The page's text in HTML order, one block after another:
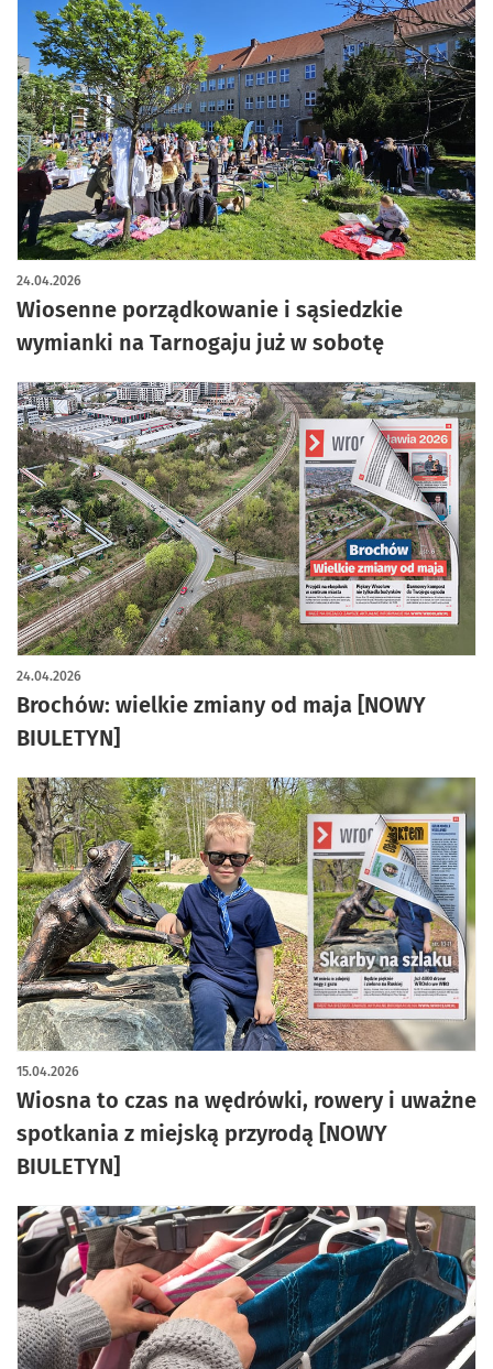
Wiosenne porządkowanie i sąsiedzkie
wymianki na Tarnogaju już w sobotę
24.04.2026
Brochów: wielkie zmiany od maja [NOWY
BIULETYN]
24.04.2026
Wiosna to czas na wędrówki, rowery i uważne
spotkania z miejską przyrodą [NOWY
BIULETYN]
15.04.2026